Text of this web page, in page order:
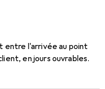
l'arrivée au point
en jours ouvrables.